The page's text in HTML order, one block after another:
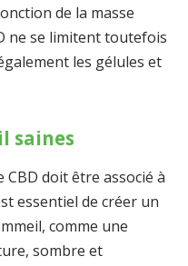
de la masse
ne se limitent toutefois
les gélules et
saines
doit être associé à
essentiel de créer un
comme une
sombre et